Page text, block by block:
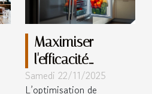
Maximiser
l'efficacité
énergétique avec
Samedi 22/11/2025
L’optimisation de